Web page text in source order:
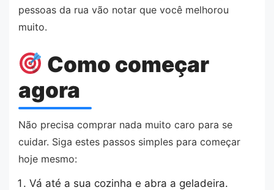
pessoas da rua vão notar que você melhorou
muito.
Como começar
agora
Não precisa comprar nada muito caro para se
cuidar. Siga estes passos simples para começar
hoje mesmo:
Vá até a sua cozinha e abra a geladeira.